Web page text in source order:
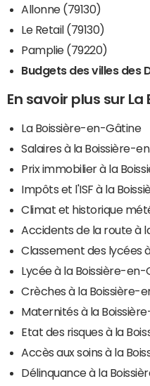
Allonne (79130)
Le Retail (79130)
Pamplie (79220)
Budgets des villes des
En savoir plus sur
La Boissière-en-Gâtine
Salaires à la Boissière-
Prix immobilier à la
Impôts et l'ISF à la
Climat et historique
Accidents de la route à
Classement des lycées
Lycée à la Boissière-en-
Crèches à la Boissière-
Maternités à la
Etat des risques à la
Accès aux soins à la
Délinquance à la